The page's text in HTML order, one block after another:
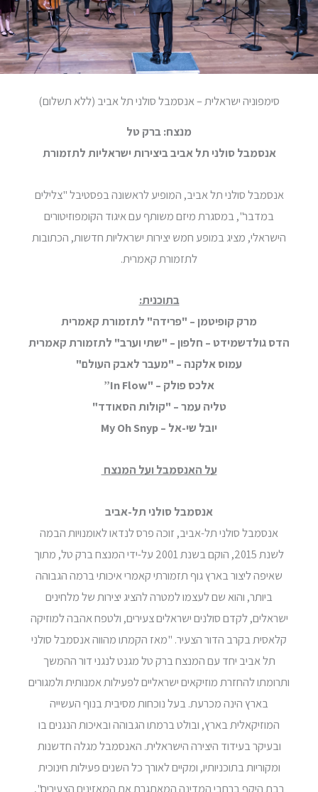
סימפוניה ישראלית – אנסמבל סולני תל אביב (ללא תשלום)
מנצח: ברק טל
אנסמבל סולני תל אביב ביצירות ישראליות לתזמורת
אנסמבל סולני תל אביב, המופיע לראשונה בפסטיבל "צלילים
במדבר", במסגרת מיזם משותף עם איגוד הקומפוזיטורים
הישראלי, מציג במופע חמש יצירות ישראליות חדשות, הכתובות
לתזמורת קאמרית.
בתוכנית:
מרק קופיטמן – "פרידה" לתזמורת קאמרית
הדס גולדשמידט – חלפון – "שתי וערב" לתזמורת קאמרית
עמוס אלקנה – "מעבר לאבק העולם"
אלכס פולק –
"In Flow”
טליה עמר – "קולות הסאודד"
יובל שי-אל –My Oh Snyp
על האנסמבל ועל המנצח
אנסמבל סולני תל-אביב
אנסמבל סולני תל-אביב, זוכה פרס לנדאו לאומנויות הבמה
לשנת 2015, הוקם בשנת 2001 על-ידי המנצח ברק טל, מתוך
שאיפה ליצור בארץ גוף תזמורתי קאמרי איכותי ברמה הגבוהה
ביותר, והוא שם לעצמו למטרה להציג יצירות של מלחינים
ישראלים, לקדם סולנים ישראלים צעירים, ולטפח אהבה למוזיקה
קלאסית בקרב הדור הצעיר. "מאז הקמתו מהווה אנסמבל סולני
תל אביב יחד עם המנצח ברק טל מגנט לנגני דור ההמשך
ותרומתו להחזרת מוזיקאים ישראליים לפעילות אמנותית ולמגורים
בארץ הינה מכרעת. בעל נוכחות מסיבית בנוף העשייה
המוזיקאלית בארץ, ובולט ברמתו הגבוהה ובאיכות הנגנים בו
ובעיקר בעידוד היצירה הישראלית. האנסמבל מגלה חדשנות
ומקוריות בתוכניותיו, ומקיים לאורך כל השנים פעילות חינוכית
רבת היקף ברחבי המדינה המאתגרת את המאזינים הצעירים",